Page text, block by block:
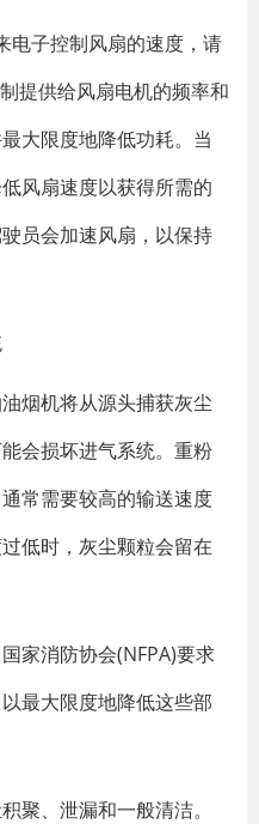
电子控制风扇的速度，请
提供给风扇电机的频率和
大限度地降低功耗。当
风扇速度以获得所需的
员会加速风扇，以保持
烟机将从源头捕获灰尘
会损坏进气系统。重粉
常需要较高的输送速度
低时，灰尘颗粒会留在
家消防协会(NFPA)要求
最大限度地降低这些部
聚、泄漏和一般清洁。